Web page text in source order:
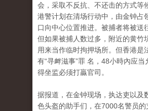
会，采取不反抗、不还击的方式等
港警计划在清场行动中，由金钟占
口向中心位置推进。被捕者将被送
但如果被捕人数过多，附近的黄竹
用来当作临时拘押场所。但香港是
有“寻衅滋事”罪 名，48小時內应当
得坐监必须打贏官司。
据报道，在金钟现场，执达吏以及
色头盔的助手们，在7000名警员的